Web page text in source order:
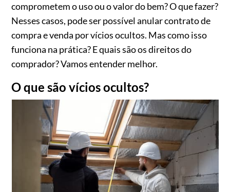
comprometem o uso ou o valor do bem? O que fazer?
Nesses casos, pode ser possível anular contrato de
compra e venda por vícios ocultos. Mas como isso
funciona na prática? E quais são os direitos do
comprador? Vamos entender melhor.
O que são vícios ocultos?